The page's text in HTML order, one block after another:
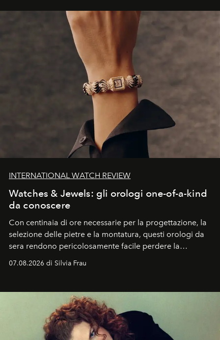
INTERNATIONAL WATCH REVIEW
Watches & Jewels: gli orologi one-of-a-kind
da conoscere
Con centinaia di ore necessarie per la progettazione, la
selezione delle pietre e la montatura, questi orologi da
sera rendono pericolosamente facile perdere la
cognizione del tempo. Ma con quadranti così
07.08.2026 di Silvia Frau